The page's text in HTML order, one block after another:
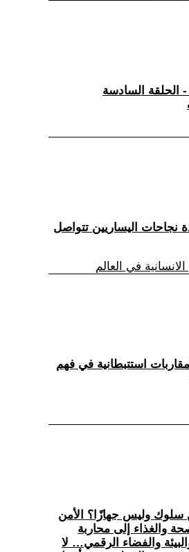
في العالم
استتبطانية في فهم
سلوك وليس جهازًا؟ الأمن
والغذاء إلى محاربة
والفضاء الرقمي… لا